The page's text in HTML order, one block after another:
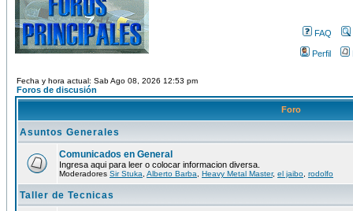
FAQ
Perfil
Fecha y hora actual: Sab Ago 08, 2026 12:53 pm
Foros de discusión
Foro
Asuntos Generales
Comunicados en General
Ingresa aqui para leer o colocar informacion diversa.
Moderadores Sir Stuka Alberto Barba Heavy Metal Master, el jaibo rodolfo
Taller de Tecnicas